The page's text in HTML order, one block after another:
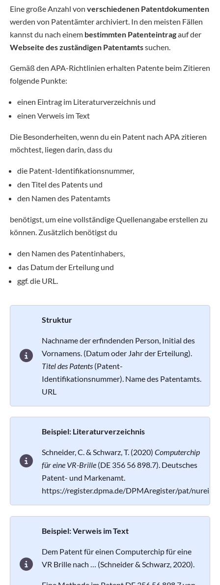
Eine große Anzahl von verschiedenen Patentdokumenten
werden von Patentämter archiviert. In den meisten Fällen
kannst du nach einem bestimmten Patenteintragauf der
Webseite des zuständigen Patentamtssuchen.
Gemäß den APA-Richtlinien erhalten Patente beim Zitieren
folgende Punkte:
einen Eintrag im Literaturverzeichnis und
einen Verweis im Text
Die Besonderheiten, wenn du ein Patent nach APA zitieren
möchtest, liegen darin, dass du
die Patent-Identifikationsnummer,
den Titel des Patents und
den Namen des Patentamts
benötigst, um eine vollständige Quellenangabe erstellen zu
können. Zusätzlich benötigst du
den Namen des Patentinhabers,
das Datum der Erteilung und
ggf. die URL.
Struktur
Nachname der erfindenden Person, Initial des
Vornamens. (Datum oder Jahr der Erteilung).
Titel des Patents (Patent-
Identifikationsnummer). Name des Patentamts.
URL
Beispiel: Literaturverzeichnis
Schneider, C. & Schwarz, T. (2020) Computerchip
für eine VR-Brille (DE 356 56 898.7). Deutsches
Patent- und Markenamt.
https://register.dpma.de/DPMAregister/pat/
Beispiel: Verweis im Text
Dem Patent für einen Computerchip für eine
VR Brille nach … (Schneider & Schwarz, 2020).